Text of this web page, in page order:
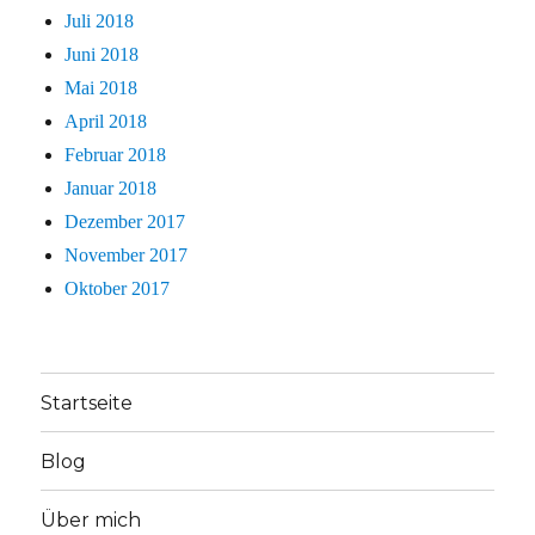
Juli 2018
Juni 2018
Mai 2018
April 2018
Februar 2018
Januar 2018
Dezember 2017
November 2017
Oktober 2017
Startseite
Blog
Über mich